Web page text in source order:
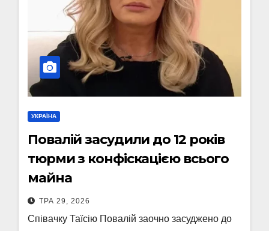
УКРАЇНА
Повалій засудили до 12 років
тюрми з конфіскацією всього
майна
ТРА 29, 2026
Співачку Таїсію Повалій заочно засуджено до